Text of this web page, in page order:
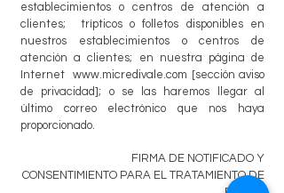
establecimientos o centros de atención a
clientes; trípticos o folletos disponibles en
nuestros establecimientos o centros de
atención a clientes; en nuestra página de
Internet www.micredivale.com [sección aviso
de privacidad]; o se las haremos llegar al
último correo electrónico que nos haya
proporcionado.
FIRMA DE NOTIFICADO Y
CONSENTIMIENTO PARA EL TRATAMIENTO DE